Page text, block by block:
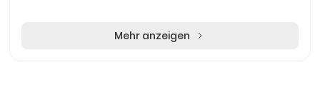
Mehr anzeigen